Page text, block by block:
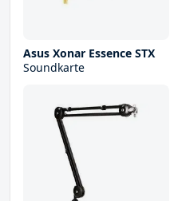
Asus Xonar Essence STX
Soundkarte